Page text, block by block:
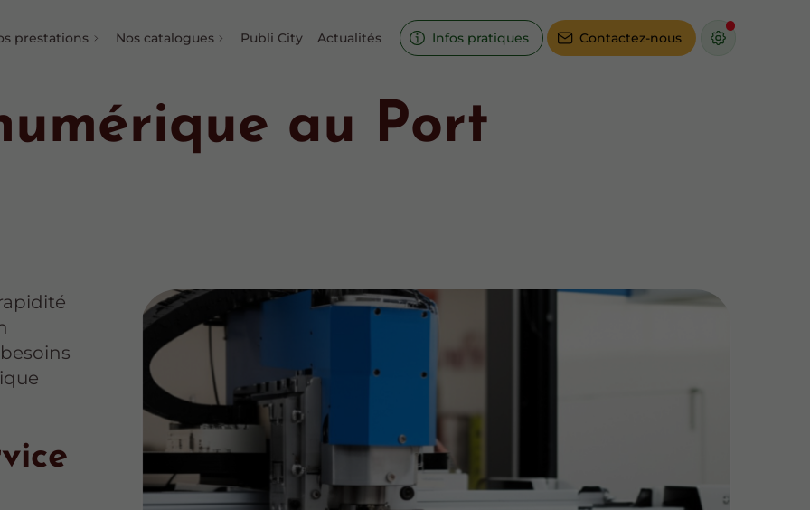
prestations Nos catalogues Publi City Actualités Infos pratiques Contactez-nous
au Port